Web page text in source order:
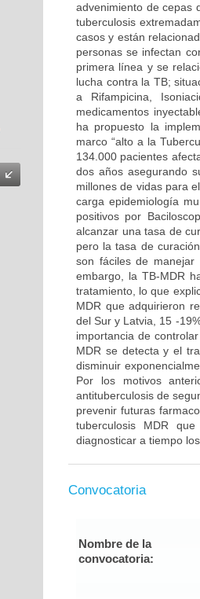
advenimiento de cepas
tuberculosis
casos y están
personas se infectan
primera línea y se
lucha contra la TB;
a Rifampicina,
medicamentos
ha propuesto la
marco “alto a la
134.000 pacientes
dos años asegurando
millones de vidas para
carga epidemiología
positivos por
alcanzar una tasa de
pero la tasa de
son fáciles de manejar
embargo, la TB-MDR
tratamiento, lo que
MDR que adquirieron
del Sur y Latvia, 15 -
importancia de
MDR se detecta y el
disminuir
Por los motivos
antituberculosis de
prevenir futuras
tuberculosis MDR
diagnosticar a tiempo
Convocatoria
Nombre de la
convocatoria: